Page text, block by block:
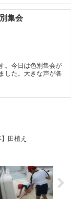
集会
。今日は色別集会が
した。大きな声が各
田植え